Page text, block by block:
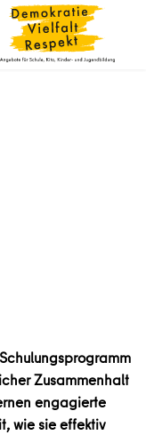
Zusammenhalt
engagierte
wie sie effektiv